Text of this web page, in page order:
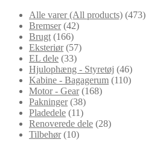
Alle varer (All products) (473)
Bremser (42)
Brugt (166)
Eksteriør (57)
EL dele (33)
Hjulophæng - Styretøj (46)
Kabine - Bagagerum (110)
Motor - Gear (168)
Pakninger (38)
Pladedele (11)
Renoverede dele (28)
Tilbehør (10)